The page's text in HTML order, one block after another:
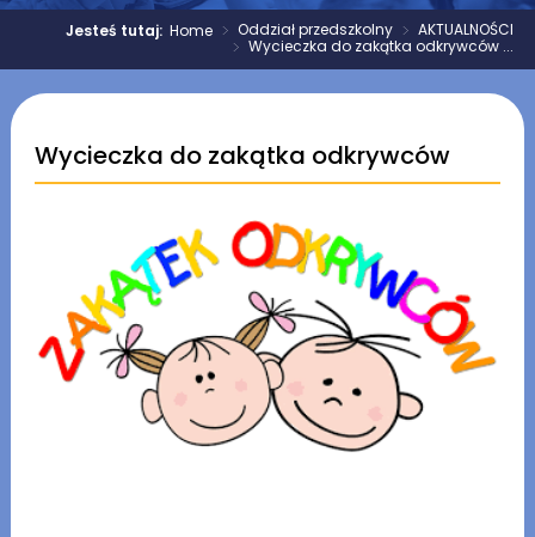
Jesteś tutaj:Home > Oddział przedszkolny > AKTUALNOŚCI
> Wycieczka do zakątka odkrywców ...
Wycieczka do zakątka odkrywców